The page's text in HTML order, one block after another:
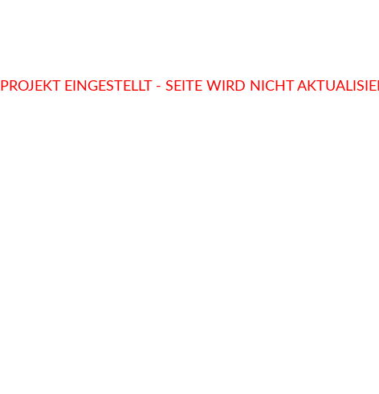
EINGESTELLT - SEITE WIRD NICHT